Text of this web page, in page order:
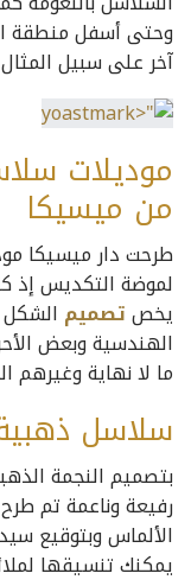
وحتى أسفل منطقة
آخر على سبيل
موديلات
من ميسيكا
طرحت دار ميسيكا
لموضة التكديس إذ
يخصتصميم
الهندسية وبعض
ما لا نهاية وغيرهم
سلاسل
بتصميم النجمة
رفيعة وناعمة تم
الألماس وبتوقيع
يمكنك تنسيقها